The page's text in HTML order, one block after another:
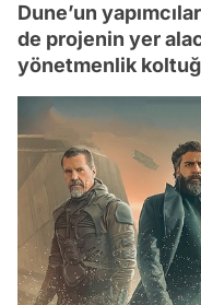
Dune’un
de projenin yer
yönetmenlik